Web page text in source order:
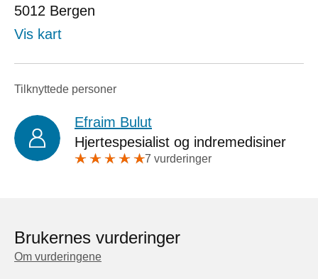
5012 Bergen
Vis kart
Tilknyttede personer
Efraim Bulut
Hjertespesialist og indremedisiner
7 vurderinger
Brukernes vurderinger
Om vurderingene